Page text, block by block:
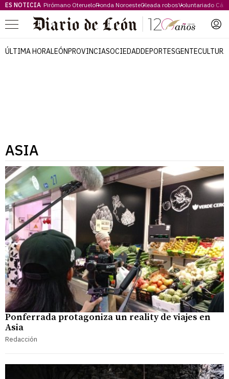
ES NOTICIA Pirómano OterueloRonda NoroesteOleada robosVoluntariado
Menú
ÚLTIMA HORALEÓNPROVINCIASOCIEDADDEPORTESGENTECULTURA
ASIA
Ponferrada protagoniza un reality de viajes en
Asia
Redacción